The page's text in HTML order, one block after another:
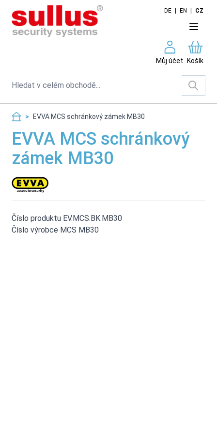
Skip to Content
DE EN CZ
Můj účet Košík
Search
> EVVA MCS schránkový zámek MB30
EVVA MCS schránkový
zámek MB30
Číslo produktu EV.MCS.BK.MB30
Číslo výrobce MCS MB30